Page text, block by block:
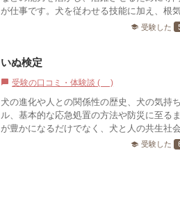
が仕事です。犬を従わせる技能に加え、根
school 受験した
いぬ検定
chat_bubble 受験の口コミ・体験談 (0)
犬の進化や人との関係性の歴史、犬の気持
ル、基本的な応急処置の方法や防災に至る
が豊かになるだけでなく、犬と人の共生社
school 受験した